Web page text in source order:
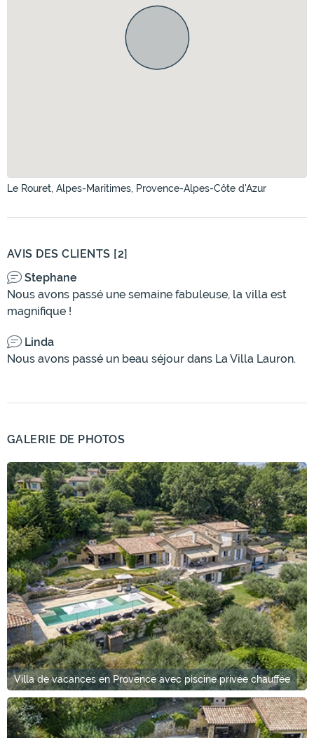
Le Rouret, Alpes-Maritimes, Provence-Alpes-Côte d'Azur
AVIS DES CLIENTS [2]
Stephane
Nous avons passé une semaine fabuleuse, la villa est
magnifique !
Linda
Nous avons passé un beau séjour dans La Villa Lauron.
GALERIE DE PHOTOS
Villa de vacances en Provence avec piscine privée chauffée